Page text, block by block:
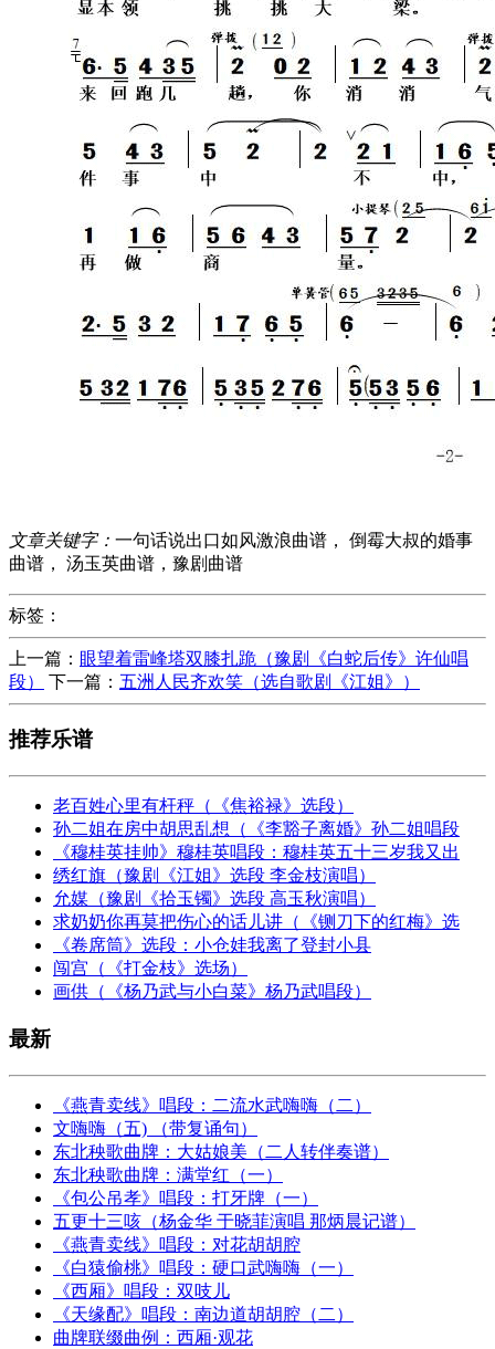
文章关键字： 一句话说出口如风激浪曲谱， 倒霉大叔的婚事
曲谱， 汤玉英曲谱，豫剧曲谱
标签：
上一篇： 眼望着雷峰塔双膝扎跪（豫剧《白蛇后传》许仙唱
段）
下一篇： 五洲人民齐欢笑（选自歌剧《江姐》）
推荐乐谱
老百姓心里有杆秤（《焦裕禄》选段）
孙二姐在房中胡思乱想（《李豁子离婚》孙二姐唱段
《穆桂英挂帅》穆桂英唱段：穆桂英五十三岁我又出
绣红旗（豫剧《江姐》选段 李金枝演唱）
允媒（豫剧《拾玉镯》选段 高玉秋演唱）
求奶奶你再莫把伤心的话儿讲（《铡刀下的红梅》选
《卷席筒》选段：小仓娃我离了登封小县
闯宫（《打金枝》选场）
画供（《杨乃武与小白菜》杨乃武唱段）
最新
《燕青卖线》唱段：二流水武嗨嗨（二）
文嗨嗨（五) （带复诵句）
东北秧歌曲牌：大姑娘美（二人转伴奏谱）
东北秧歌曲牌：满堂红（一）
《包公吊孝》唱段：打牙牌（一）
五更十三咳（杨金华 于晓菲演唱 那炳晨记谱）
《燕青卖线》唱段：对花胡胡腔
《白猿偷桃》唱段：硬口武嗨嗨（一）
《西厢》唱段：双吱儿
《天缘配》唱段：南边道胡胡腔（二）
曲牌联缀曲例：西厢·观花